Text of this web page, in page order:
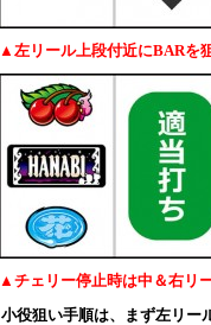
▲左リール上段付近にBARを
▲チェリー停止時は中＆右リ
小役狙い手順は、まず左リー